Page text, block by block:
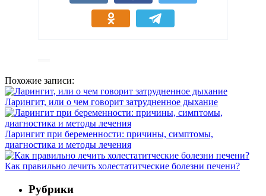
Похожие записи:
Ларингит, или о чем говорит затрудненное дыхание
Ларингит при беременности: причины, симптомы,
диагностика и методы лечения
Как правильно лечить холестатитческие болезни печени?
Рубрики